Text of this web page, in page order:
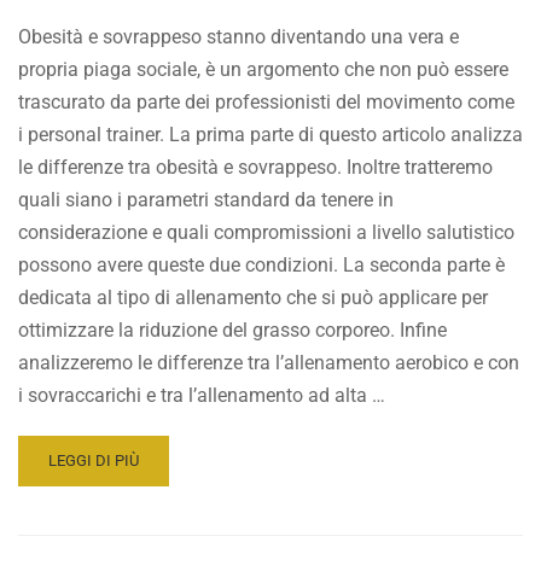
Obesità e sovrappeso stanno diventando una vera e
propria piaga sociale, è un argomento che non può essere
trascurato da parte dei professionisti del movimento come
i personal trainer. La prima parte di questo articolo analizza
le differenze tra obesità e sovrappeso. Inoltre tratteremo
quali siano i parametri standard da tenere in
considerazione e quali compromissioni a livello salutistico
possono avere queste due condizioni. La seconda parte è
dedicata al tipo di allenamento che si può applicare per
ottimizzare la riduzione del grasso corporeo. Infine
analizzeremo le differenze tra l’allenamento aerobico e con
i sovraccarichi e tra l’allenamento ad alta …
READ
MORE
LEGGI DI PIÙ